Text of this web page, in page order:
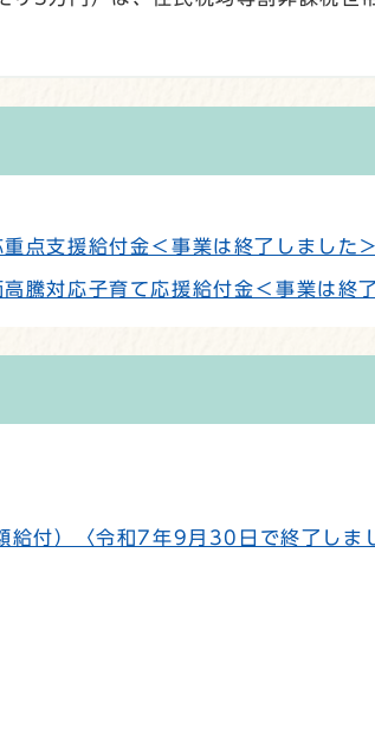
点支援給付金＜事業は終了しました
騰対応子育て応援給付金＜事業は終
給付）〈令和7年9月30日で終了しま